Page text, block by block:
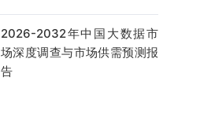
2026-2032年中国大数据市
场深度调查与市场供需预测报
告